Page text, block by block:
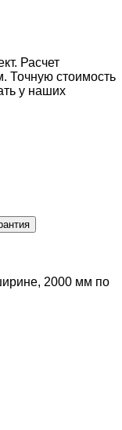
Расчет
Точную стоимость
у наших
2000 мм по